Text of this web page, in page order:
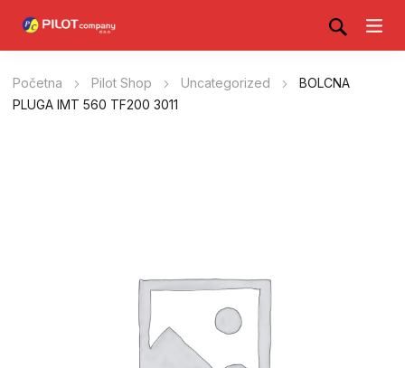
Početna Pilot Shop Uncategorized
BOLCNA
PLUGA IMT 560 TF200 3011